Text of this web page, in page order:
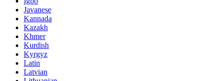
Javanese
Kannada
Kazakh
Khmer
Kurdish
Kyrgyz
Latin
Latvian